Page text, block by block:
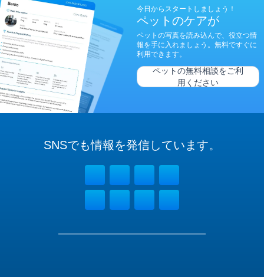
今日からスタートしましょう！
ペットのケアが
ペットの写真を読み込んで、役立つ情
報を手に入れましょう。無料ですぐに
利用できます。
ペットの無料相談をご利
用ください
SNSでも情報を発信しています。